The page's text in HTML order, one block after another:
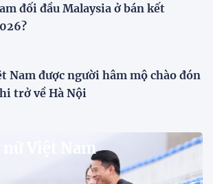
thức khoác "áo mới" trước mùa
ra mắt bộ nhận diện thương hiệu và